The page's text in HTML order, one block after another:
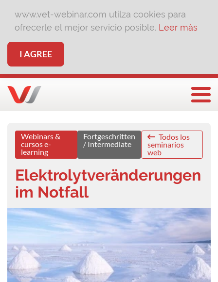
www.vet-webinar.com utilza cookies para
ofrecerle el mejor servicio posible. Leer más
I AGREE
Webinars &
cursos e-
learning
Fortgeschritten
/ Intermediate
Todos los
seminarios
web
Elektrolytveränderungen
im Notfall